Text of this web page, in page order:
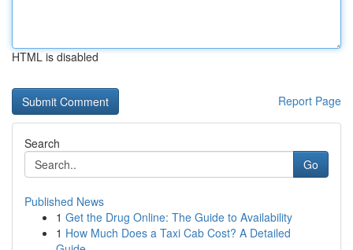
HTML is disabled
Report Page
Search
Go
Published News
1 Get the Drug Online: The Guide to Availability
1 How Much Does a Taxi Cab Cost? A Detailed